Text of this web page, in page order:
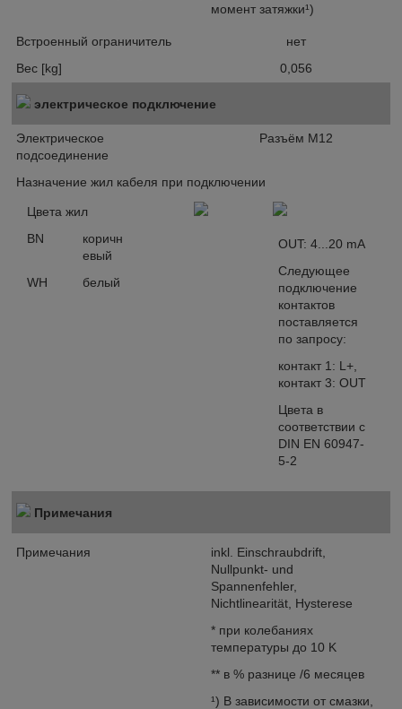
момент затяжки¹)
Встроенный ограничитель
нет
Вес [kg]
0,056
электрическое подключение
Электрическое
подсоединение
Разъём M12
Назначение жил кабеля при подключении
Цвета жил
BN
коричн
евый
WH
белый
OUT: 4...20 mA
Следующее
подключение
контактов
поставляется
по запросу:
контакт 1: L+,
контакт 3: OUT
Цвета в
соответствии с
DIN EN 60947-
5-2
Примечания
Примечания
inkl. Einschraubdrift,
Nullpunkt- und
Spannenfehler,
Nichtlinearität, Hysterese
* при колебаниях
температуры до 10 K
** в % разнице /6 месяцев
¹) В зависимости от смазки,